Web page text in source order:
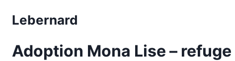
Lebernard
Adoption Mona Lise –